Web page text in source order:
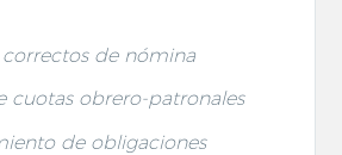
correctos de nómina
cuotas obrero-patronales
de obligaciones